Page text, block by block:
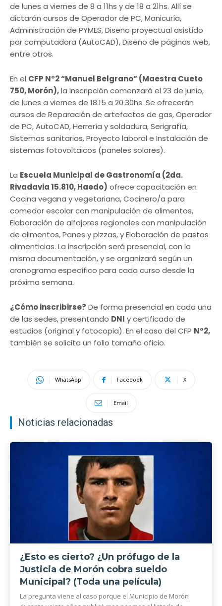
de lunes a viernes de 8 a 11hs y de 18 a 21hs. Allí se
dictarán cursos de Operador de PC, Manicuría,
Administración de PYMES, Diseño proyectual asistido
por computadora (AutoCAD), Diseño de páginas web,
entre otros.
En el CFP N°2 “Manuel Belgrano” (Maestra Cueto
750, Morón),la inscripción comenzará el 23 de junio,
de lunes a viernes de 18.15 a 20.30hs. Se ofrecerán
cursos de Reparación de artefactos de gas, Operador
de PC, AutoCAD, Herrería y soldadura, Serigrafía,
Sistemas sanitarios, Proyecto laboral e Instalación de
sistemas fotovoltaicos (paneles solares).
La Escuela Municipal de Gastronomía (2da.
Rivadavia 15.810, Haedo) ofrece capacitación en
Cocina vegana y vegetariana, Cocinero/a para
comedor escolar con manipulación de alimentos,
Elaboración de alfajores regionales con manipulación
de alimentos, Panes y pizzas, y Elaboración de pastas
alimenticias. La inscripción será presencial, con la
misma documentación, y se organizará según un
cronograma específico para cada curso desde la
próxima semana.
¿Cómo inscribirse? De forma presencial en cada una
de las sedes, presentando DNI y certificado de
estudios (original y fotocopia). En el caso del CFP N°2,
también se solicita un folio tamaño oficio.
WhatsApp Facebook X
Email
Noticias relacionadas
¿Esto es cierto? ¿Un prófugo de la
Justicia de Morón cobra sueldo
Municipal? (Toda una película)
La pregunta viene al caso porque el Municipio de Morón